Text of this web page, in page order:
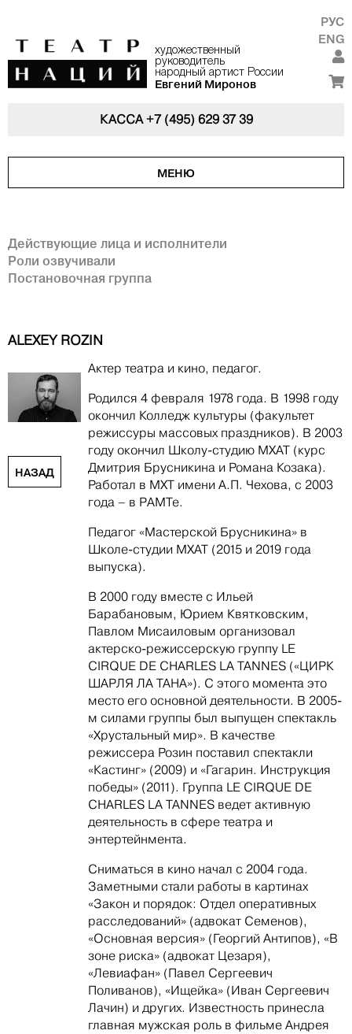
художественный
руководитель
народный артист России
Евгений Миронов
РУС
ENG
КАССА+7 (495) 629 37 39
МЕНЮ
Действующие лица и исполнители
Роли озвучивали
Постановочная группа
ALEXEY ROZIN
НАЗАД
Актер театра и кино, педагог.
Родился 4 февраля 1978 года. В 1998 году
окончил Колледж культуры (факультет
режиссуры массовых праздников). В 2003
году окончил Школу-студию МХАТ (курс
Дмитрия Брусникина и Романа Козака).
Работал в МХТ имени А.П. Чехова, с 2003
года – в РАМТе.
Педагог «Мастерской Брусникина» в
Школе-студии МХАТ (2015 и 2019 года
выпуска).
В 2000 году вместе с Ильей
Барабановым, Юрием Квятковским,
Павлом Мисаиловым организовал
актерско-режиссерскую группу LE
CIRQUE DE CHARLES LA TANNES («ЦИРК
ШАРЛЯ ЛА ТАНА»). С этого момента это
место его основной деятельности. В 2005-
м силами группы был выпущен спектакль
«Хрустальный мир». В качестве
режиссера Розин поставил спектакли
«Кастинг» (2009) и «Гагарин. Инструкция
победы» (2011). Группа LE CIRQUE DE
CHARLES LA TANNES ведет активную
деятельность в сфере театра и
энтертейнмента.
Сниматься в кино начал с 2004 года.
Заметными стали работы в картинах
«Закон и порядок: Отдел оперативных
расследований» (адвокат Семенов),
«Основная версия» (Георгий Антипов), «В
зоне риска» (адвокат Цезаря),
«Левиафан» (Павел Сергеевич
Поливанов), «Ищейка» (Иван Сергеевич
Лачин) и других. Известность принесла
главная мужская роль в фильме Андрея